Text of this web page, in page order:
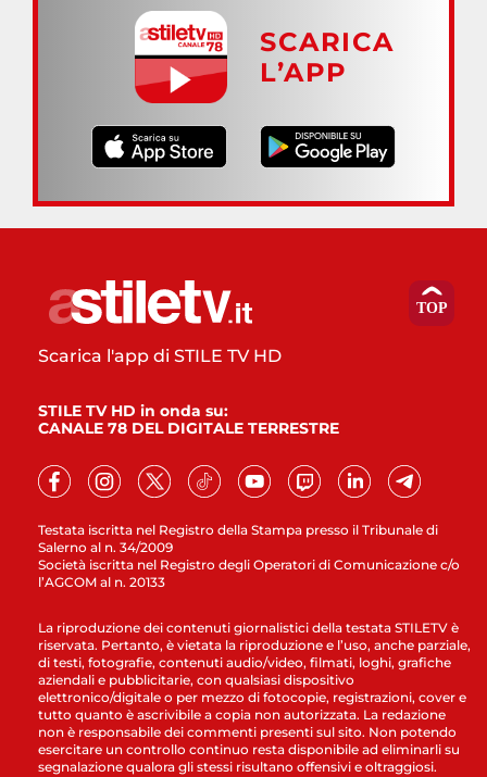
SCARICA
L’APP
Testata iscritta nel Registro della Stampa presso il Tribunale di
Salerno al n. 34/2009
Società iscritta nel Registro degli Operatori di Comunicazione c/o
l’AGCOM al n. 20133
Scarica l'app di STILE TV HD
STILE TV HD in onda su:
CANALE 78 DEL DIGITALE TERRESTRE
La riproduzione dei contenuti giornalistici della testata STILETV è
riservata. Pertanto, è vietata la riproduzione e l’uso, anche parziale,
di testi, fotografie, contenuti audio/video, filmati, loghi, grafiche
aziendali e pubblicitarie, con qualsiasi dispositivo
elettronico/digitale o per mezzo di fotocopie, registrazioni, cover e
tutto quanto è ascrivibile a copia non autorizzata. La redazione
non è responsabile dei commenti presenti sul sito. Non potendo
esercitare un controllo continuo resta disponibile ad eliminarli su
segnalazione qualora gli stessi risultano offensivi e oltraggiosi.